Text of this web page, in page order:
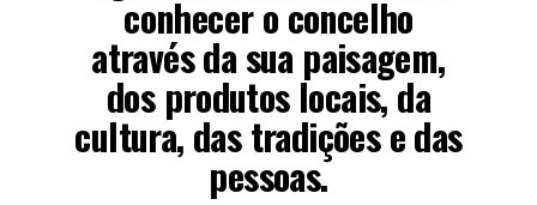
conhecer o concelho
através da sua paisagem,
dos produtos locais, da
cultura, das tradições e das
pessoas.